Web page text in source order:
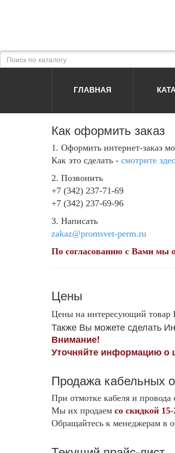
ГЛАВНАЯ
Как оформить заказ
1. Оформить интернет-заказ
Как это сделать - смотрите
2. Позвонить
+7 (342) 237-71-69
+7 (342) 237-69-96
3. Написать
zakaz@promsvet-perm.ru
По согласованию с Вами мы
Цены
Цены на интересующий товар
Также Вы можете сделать
Внимание!
Уточняйте информацию о
Продажа кабельных
При отмотке кабеля и провода
Мы их продаем со скидкой
Обращайтесь к менеджерам в